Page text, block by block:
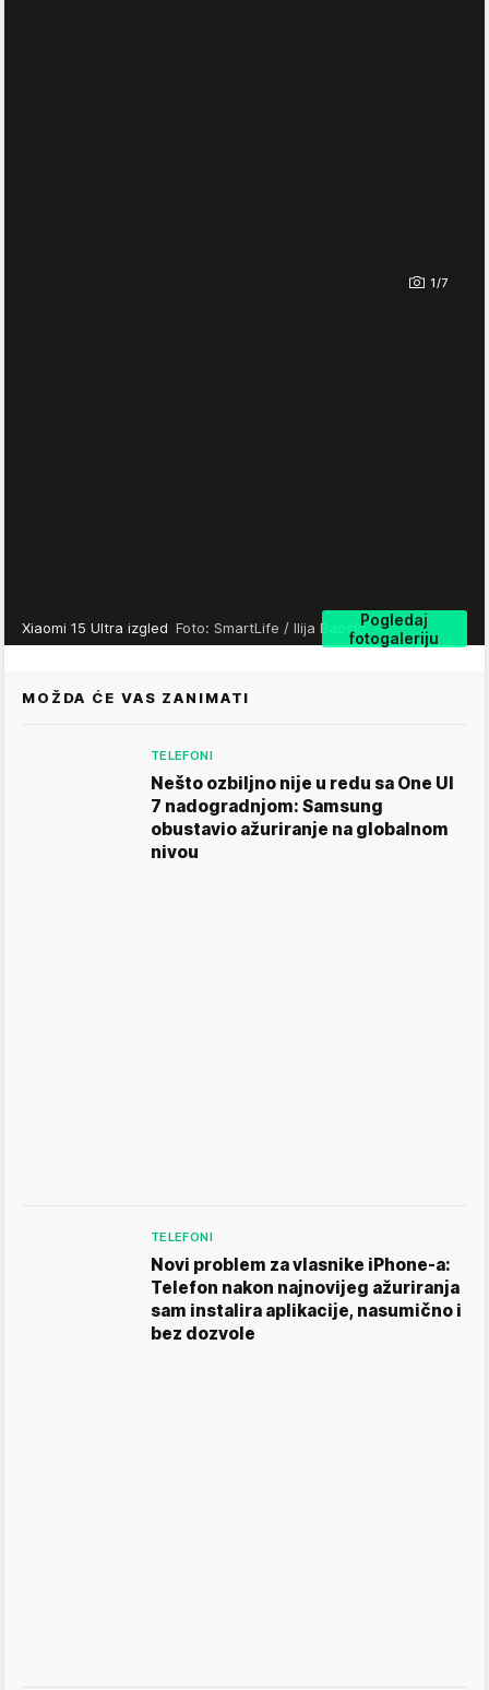
1/7
Pogledaj
fotogaleriju
Xiaomi 15 Ultra izgled Foto: SmartLife / Ilija Baošić
MOŽDA ĆE VAS ZANIMATI
TELEFONI
Nešto ozbiljno nije u redu sa One UI
7 nadogradnjom: Samsung
obustavio ažuriranje na globalnom
nivou
TELEFONI
Novi problem za vlasnike iPhone-a:
Telefon nakon najnovijeg ažuriranja
sam instalira aplikacije, nasumično i
bez dozvole